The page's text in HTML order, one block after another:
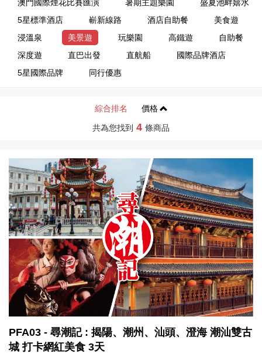
澳門國際煙花比賽匯演
暑期主題樂園
盛夏池畔嬉水
5星標準酒店
嶄新線路 酒店自助餐
美食遊
浸溫泉
美景遊 玩樂園 高鐵遊
自助餐
深度遊
直巴出發 直航船
國際品牌酒店
5星國際品牌
同行優惠
綜合排名 價格
共為您找到 4 條商品
PFA03 - 尋潮記 : 揭陽、潮州、汕頭、澄海 潮汕雙古
城 打卡網紅美食 3天